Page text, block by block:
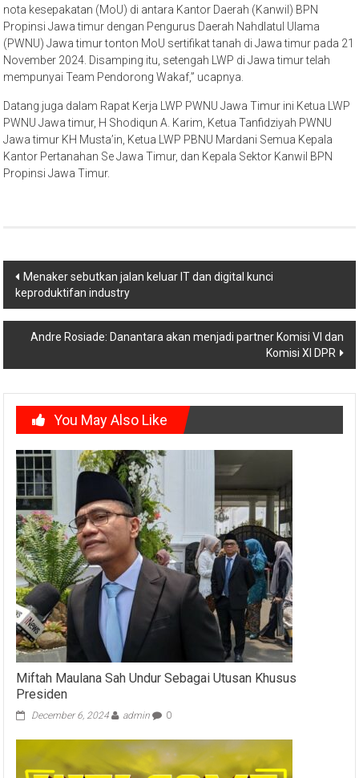
nota kesepakatan (MoU) di antara Kantor Daerah (Kanwil) BPN
Propinsi Jawa timur dengan Pengurus Daerah Nahdlatul Ulama
(PWNU) Jawa timur tonton MoU sertifikat tanah di Jawa timur pada 21
November 2024. Disamping itu, setengah LWP di Jawa timur telah
mempunyai Team Pendorong Wakaf,” ucapnya.
Datang juga dalam Rapat Kerja LWP PWNU Jawa Timur ini Ketua LWP
PWNU Jawa timur, H Shodiqun A. Karim, Ketua Tanfidziyah PWNU
Jawa timur KH Musta’in, Ketua LWP PBNU Mardani Semua Kepala
Kantor Pertanahan Se Jawa Timur, dan Kepala Sektor Kanwil BPN
Propinsi Jawa Timur.
Post
navigation
Menaker sebutkan jalan keluar IT dan digital kunci
keproduktifan industry
Andre Rosiade: Danantara akan menjadi partner Komisi VI dan
Komisi XI DPR
You May Also Like
Miftah Maulana Sah Undur Sebagai Utusan Khusus
Presiden
December 6, 2024 admin 0